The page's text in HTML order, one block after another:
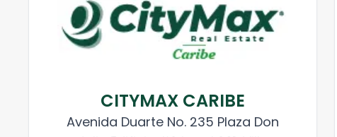
CITYMAX CARIBE
Avenida Duarte No. 235 Plaza Don